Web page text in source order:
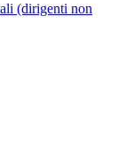
(dirigenti non